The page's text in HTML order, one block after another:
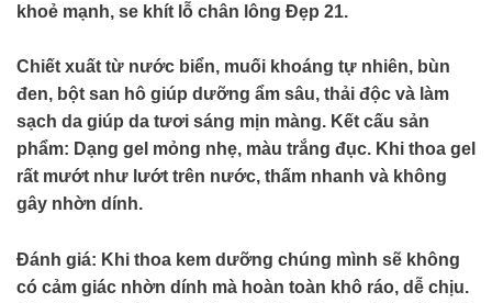
khoẻ mạnh, se khít lỗ chân lông Đẹp 21.
Chiết xuất từ nước biển, muối khoáng tự nhiên, bùn
đen, bột san hô giúp dưỡng ẩm sâu, thải độc và làm
sạch da giúp da tươi sáng mịn màng. Kết cấu sản
phẩm: Dạng gel mỏng nhẹ, màu trắng đục. Khi thoa gel
rất mướt như lướt trên nước, thấm nhanh và không
gây nhờn dính.
Đánh giá: Khi thoa kem dưỡng chúng mình sẽ không
có cảm giác nhờn dính mà hoàn toàn khô ráo, dễ chịu.